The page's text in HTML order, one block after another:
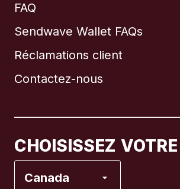
FAQ
Sendwave Wallet FAQs
Réclamations client
Contactez-nous
CHOISISSEZ
Canada
Brésil